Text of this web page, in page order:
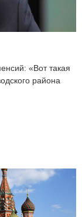
«Вот такая
района